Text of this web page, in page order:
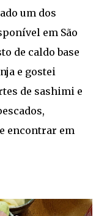
um dos
em São
de caldo base
e gostei
de sashimi e
encontrar em